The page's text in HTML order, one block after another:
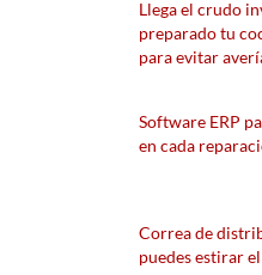
Llega el crudo
preparado tu
para evitar
Software ERP
en cada
Correa de
puedes estirar